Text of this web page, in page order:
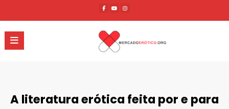
o
conteúdo
A literatura erótica feita por e para